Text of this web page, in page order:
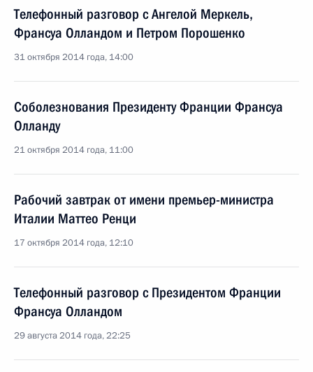
Телефонный разговор с Ангелой Меркель,
Франсуа Олландом и Петром Порошенко
31 октября 2014 года, 14:00
Соболезнования Президенту Франции Франсуа
Олланду
21 октября 2014 года, 11:00
Рабочий завтрак от имени премьер-министра
Италии Маттео Ренци
17 октября 2014 года, 12:10
Телефонный разговор с Президентом Франции
Франсуа Олландом
29 августа 2014 года, 22:25